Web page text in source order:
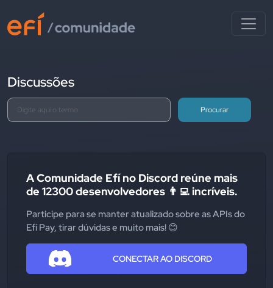
Discussões
Procurar
A Comunidade Efí no Discord reúne mais
de 12300 desenvolvedores 👨‍💻 incríveis.
Participe para se manter atualizado sobre as APIs do
Efí Pay, tirar dúvidas e muito mais! 😊
CONECTAR AO DISCORD